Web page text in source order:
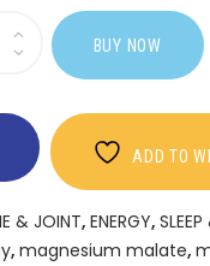
BUY NOW
ADD TO
& JOINT, ENERGY,
, magnesium malate,